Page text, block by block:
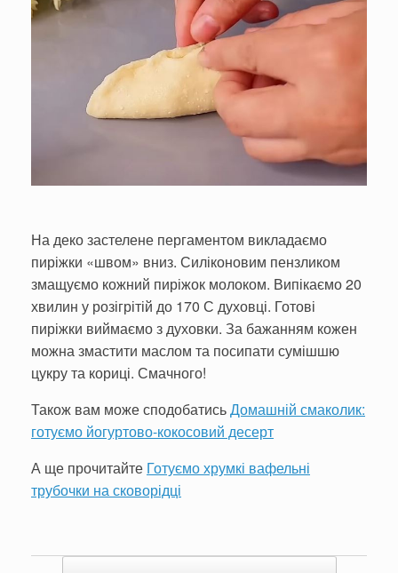
На деко застелене пергаментом викладаємо
пиріжки «швом» вниз. Силіконовим пензликом
змащуємо кожний пиріжок молоком. Випікаємо 20
хвилин у розігрітій до 170 С духовці. Готові
пиріжки виймаємо з духовки. За бажанням кожен
можна змастити маслом та посипати сумішшю
цукру та кориці. Смачного!
Також вам може сподобатисьДомашній смаколик:
готуємо йогуртово-кокосовий десерт
А ще прочитайте Готуємо хрумкі вафельні
трубочки на сковорідці